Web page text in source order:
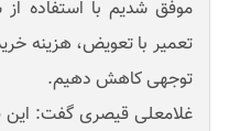
موفق شدیم با استفاده
تعمیر با تعویض، هزینه
توجهی کاهش دهیم.
غلامعلی قیصری گفت: